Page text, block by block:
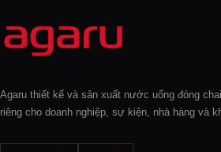
Agaru thiết kế và sản xuất nước uống đóng
riêng cho doanh nghiệp, sự kiện, nhà hàng và